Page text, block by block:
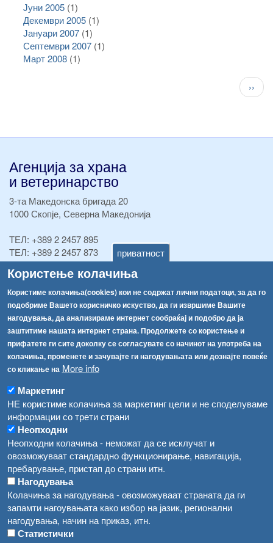
приватност
Користење колачиња
Користиме колачиња(cookies) кои не содржат лични податоци, за да го
подобриме Вашето корисничко искуство, да ги извршиме Вашите
нагодувања, да анализираме интернет сообраќај и подобро да ја
заштитиме нашата интернет страна. Продолжете со користење и
прифатете ги сите доколку се согласувате со начинот на употреба на
колачиња, променете и зачувајте ги нагодувањата или дознајте повеќе
со кликање на More info
Маркетинг
НЕ користиме колачиња за маркетинг цели и не споделуваме
информации со трети страни
Неопходни
Неопходни колачиња - неможат да се исклучат и
овозможуваат стандардно функционирање, навигација,
пребарување, пристап до страни итн.
Нагодувања
Колачиња за нагодувања - овозможуваат страната да ги
запамти нагоувањата како избор на јазик, регионални
нагодувања, начин на приказ, итн.
Статистички
Јуни 2005(1)
Декември 2005(1)
Јануари 2007(1)
Септември 2007(1)
Март 2008(1)
››
Агенција за храна
и ветеринарство
3-та Македонска бригада 20
1000 Скопје, Северна Македонија
ТЕЛ: +389 2 2457 895
ТЕЛ: +389 2 2457 873
Факс:+389 2 2457 893
Факс:+389 2 2457 871
info@fva.gov.mk
[АХВ-претходна страна]
Соопштенија
Република Бугарија ги засили официјалните контроли при увоз на свежо овошје и зеленчук
Високите температури ризик од труење со храна, опасни се и за животните
Водата во Гостивар може да се користи како техничка, продолжува испораката на флаширана вода
Во Гостивар спроведени 70 вонредни контроли
Забраната за водата во Гостивар останува на сила, операторите да користат само технички безбедна вода
Навигација
Архива
Регистри
Забрани